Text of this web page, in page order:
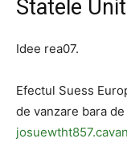
Statele
Idee rea07.
Efectul Suess
de vanzare bara